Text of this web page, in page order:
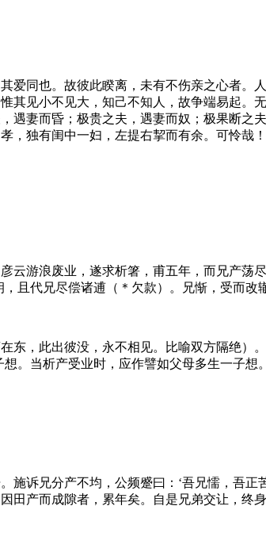
爱同也。故彼此睽离，未有不伤亲之心者
其见小不见大，知己不知人，故争端易起
遇妻而昏；极贵之夫，遇妻而奴；极果断
，独有闺中一妇，左提右挈而有余。可怜
云游浪废业，遂求析箸，甫五年，而兄产荡
且代兄尽偿诸逋（＊欠款）。兄惭，受而改
东，此出彼没，永不相见。比喻双方隔绝
。当析产受业时，应作譬如父母多生一子想
施诉兄分产不均，公频蹙曰：‘吾兄懦，吾
田产而成隙者，累年矣。自是兄弟交让，终身